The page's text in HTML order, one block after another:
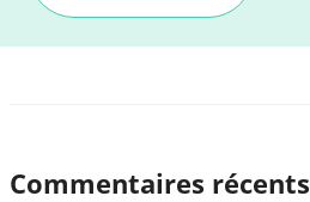
Commentaires récents